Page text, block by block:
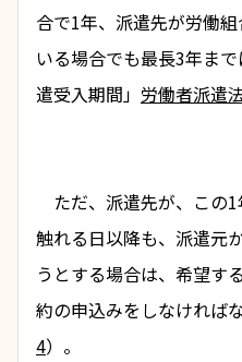
合で1年、派遣先が労働
いる場合でも最長3年ま
遣受入期間」 労働者派遣
ただ、派遣先が、この
触れる日以降も、派遣元
うとする場合は、希望す
約の申込みをしなければ
4）。